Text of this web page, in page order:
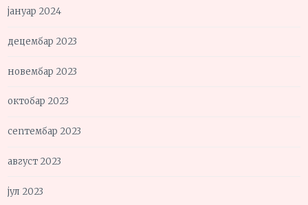
јануар 2024
децембар 2023
новембар 2023
октобар 2023
септембар 2023
август 2023
јул 2023